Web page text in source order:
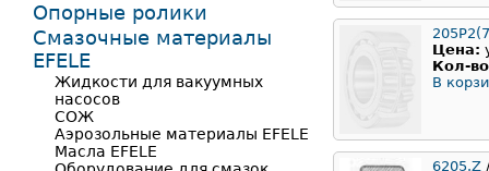
Цена:
Кол-
В
6205.Z
Опорные ролики
Смазочные материалы
EFELE
Жидкости для вакуумных
насосов
СОЖ
Аэрозольные материалы EFELE
Масла EFELE